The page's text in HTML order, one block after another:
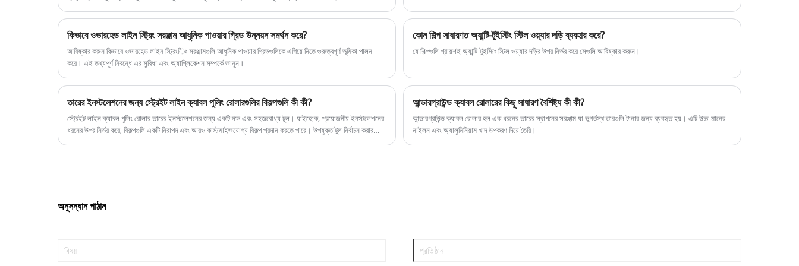
করি।
সময় এবং শ্রম সাশ্রয় হয়। তাদের মধ্যে, গ্রাউন্ড ক্যাবল ব্লকটি প্রধানত তারের দিক পরিবর্তন করার সময় ঘর্ষণ থেকে তারকে রক্ষা
করতে ব্যবহৃত হয়।
কিভাবে ওভারহেড লাইন স্ট্রিং সরঞ্জাম আধুনিক পাওয়ার গ্রিড উন্নয়ন সমর্থন করে?
আবিষ্কার করুন কিভাবে ওভারহেড লাইন স্ট্রিংিং সরঞ্জামগুলি আধুনিক পাওয়ার গ্রিডগুলিকে এগিয়ে নিতে গুরুত্বপূর্ণ ভূমিকা পালন
করে। এই তথ্যপূর্ণ নিবন্ধে এর সুবিধা এবং অ্যাপ্লিকেশন সম্পর্কে জানুন।
কোন শিল্প সাধারণত অ্যান্টি-টুইস্টিং স্টিল ওয়্যার দড়ি ব্যবহার করে?
যে শিল্পগুলি প্রায়শই অ্যান্টি-টুইস্টিং স্টিল ওয়্যার দড়ির উপর নির্ভর করে সেগুলি আবিষ্কার করুন।
তারের ইনস্টলেশনের জন্য স্ট্রেইট লাইন ক্যাবল পুলিং রোলারগুলির বিকল্পগুলি কী কী?
স্ট্রেইট লাইন ক্যাবল পুলিং রোলার তারের ইনস্টলেশনের জন্য একটি দক্ষ এবং সহজবোধ্য টুল। যাইহোক, প্রয়োজনীয় ইনস্টলেশনের
ধরনের উপর নির্ভর করে, বিকল্পগুলি একটি নিরাপদ এবং আরও কাস্টমাইজযোগ্য বিকল্প প্রদান করতে পারে। উপযুক্ত টুল নির্বাচন করার
আন্ডারগ্রাউন্ড ক্যাবল রোলারের কিছু সাধারণ বৈশিষ্ট্য কী কী?
আন্ডারগ্রাউন্ড ক্যাবল রোলার হল এক ধরনের তারের স্থাপনের সরঞ্জাম যা ভূগর্ভস্থ তারগুলি টানার জন্য ব্যবহৃত হয়। এটি উচ্চ-মানের
নাইলন এবং অ্যালুমিনিয়াম খাদ উপকরণ দিয়ে তৈরি।
অনুসন্ধান পাঠান